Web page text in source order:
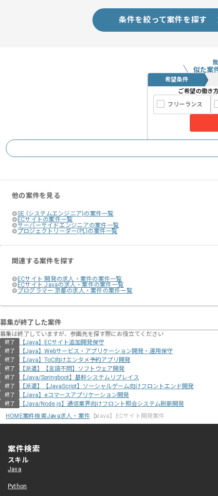
条件を絞って案件を探す
似た案
希望条件
ご希望の働き
フリーランス
他の案件を見る
SE (システムエンジニア)の案件一覧
ECサイトの案件一覧
サーバーサイドエンジニアの案件一覧
プロジェクトリーダー(PL)の案件一覧
関連する案件を探す
ECサイト 開発の求人・案件の案件一覧
ECサイト Javaの求人・案件の案件一覧
プログラマー 京都の求人・案件の案件一覧
募集が終了した案件
募集は終了していますが、参画先を探す際にお役立てください
終了 【Java】ECサイト追加開発保守
終了 【Java】Webサービス・アプリケーション開発・運用保守
終了 【Java】ToC向けエンタメ予約アプリ開発
終了 【派遣】【言語不問】ソフトウェア開発
終了 【Java/Springboot】基幹システムリプレイス
終了 【派遣】【JavaScript】ソーシャルゲーム向けフロントエンド開発
終了 【Java】eコマースアプリケーション開発
終了
【Java/Node.js】通信業界向けフロント照会システム刷新開発
HOME案件検索Java求人・案件 【Java】ECサイト開発案件
案件検索
スキル
Java
Python